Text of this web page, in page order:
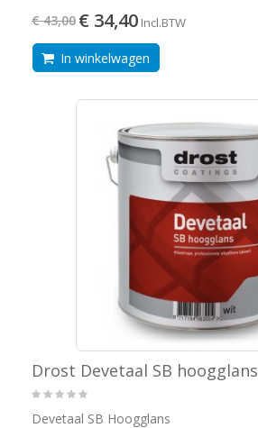
€ 43,00 € 34,40 Incl.BTW
In winkelwagen
Drost Devetaal SB hoogglans
Devetaal SB Hoogglans